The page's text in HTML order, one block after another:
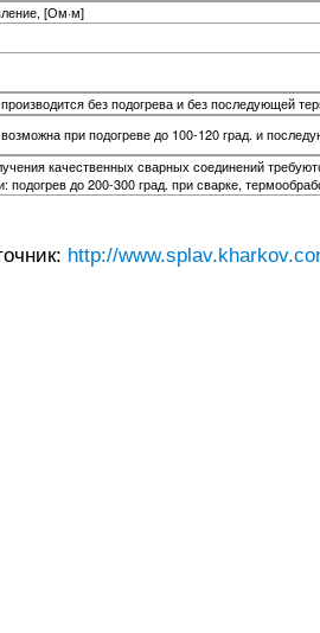
[Ом·м]
без подогрева и без последующей
при подогреве до 100-120 град. и
качественных сварных соединений
подогрев до 200-300 град. при сварке,
http://